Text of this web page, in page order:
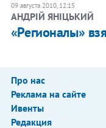
09 августа 2010, 12:15
АНДРІЙ ЯНІЦЬКИЙ
«Регионалы»
Про нас
Реклама на сайте
Ивенты
Редакция